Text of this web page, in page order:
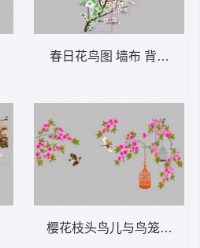
背景墙精品屏风
精品屏风
春日花鸟图 墙布 背景墙精
樱花枝头鸟儿与鸟笼 墙布